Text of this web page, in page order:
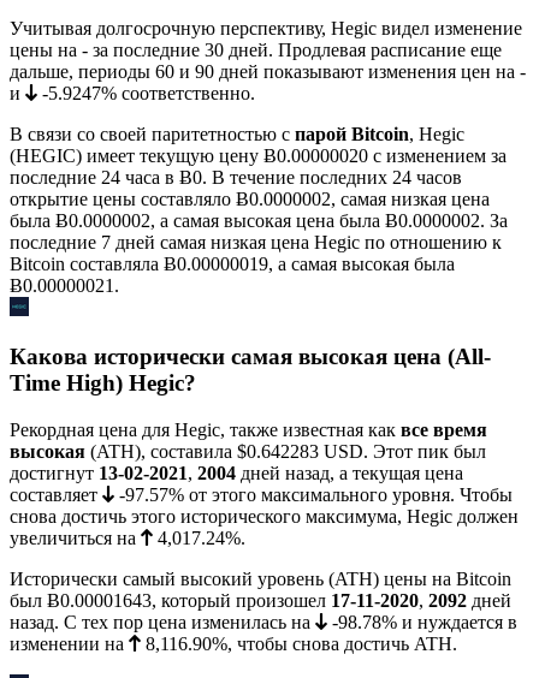
Учитывая долгосрочную перспективу, Hegic видел изменение
цены на - за последние 30 дней. Продлевая расписание еще
дальше, периоды 60 и 90 дней показывают изменения цен на -
и
-5.9247% соответственно.
В связи со своей паритетностью с парой Bitcoin, Hegic
(HEGIC) имеет текущую цену Ƀ0.00000020 с изменением за
последние 24 часа в Ƀ0. В течение последних 24 часов
открытие цены составляло Ƀ0.0000002, самая низкая цена
была Ƀ0.0000002, а самая высокая цена была Ƀ0.0000002. За
последние 7 дней самая низкая цена Hegic по отношению к
Bitcoin составляла Ƀ0.00000019, а самая высокая была
Ƀ0.00000021 .
Какова исторически самая высокая цена (All-
Time High) Hegic?
Рекордная цена для Hegic, также известная как все время
высокая (ATH), составила $0.642283 USD. Этот пик был
достигнут 13-02-2021, 2004 дней назад, а текущая цена
составляет
-97.57% от этого максимального уровня. Чтобы
снова достичь этого исторического максимума, Hegic должен
увеличиться на
4,017.24%.
Исторически самый высокий уровень (ATH) цены на Bitcoin
был Ƀ0.00001643, который произошел 17-11-2020, 2092 дней
назад. С тех пор цена изменилась на
-98.78% и нуждается в
изменении на
8,116.90%, чтобы снова достичь ATH.